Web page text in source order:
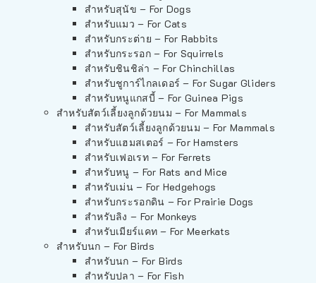
สำหรับสุนัข – For Dogs
สำหรับแมว – For Cats
สำหรับกระต่าย – For Rabbits
สำหรับกระรอก – For Squirrels
สำหรับชินชิล่า – For Chinchillas
สำหรับชูการ์ไกลเดอร์ – For Sugar Gliders
สำหรับหนูแกสบี้ – For Guinea Pigs
สำหรับสัตว์เลี้ยงลูกด้วยนม – For Mammals
สำหรับสัตว์เลี้ยงลูกด้วยนม – For Mammals
สำหรับแฮมสเตอร์ – For Hamsters
สำหรับเฟอเรท – For Ferrets
สำหรับหนู – For Rats and Mice
สำหรับเม่น – For Hedgehogs
สำหรับกระรอกดิน – For Prairie Dogs
สำหรับลิง – For Monkeys
สำหรับเมียร์แคท – For Meerkats
สำหรับนก – For Birds
สำหรับนก – For Birds
สำหรับปลา – For Fish